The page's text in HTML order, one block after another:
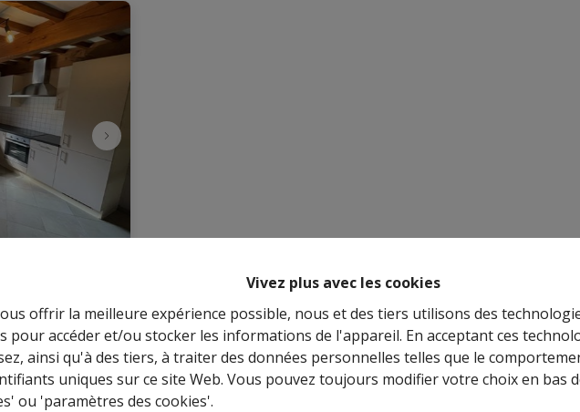
Vivez plus avec les cookies
offrir la meilleure expérience possible, nous et des tiers utilisons des
pour accéder et/ou stocker les informations de l'appareil. En acceptant ces
ainsi qu'à des tiers, à traiter des données personnelles telles que le
uniques sur ce site Web. Vous pouvez toujours modifier votre choix en bas
ou 'paramètres des cookies'.
| Ref: 16124